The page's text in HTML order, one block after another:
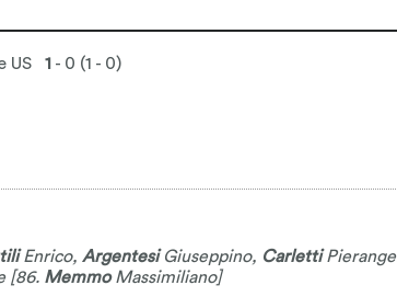
US 1 - 0 (1 - 0)
Enrico, ArgentesiGiuseppino, Carletti
[86. MemmoMassimiliano]